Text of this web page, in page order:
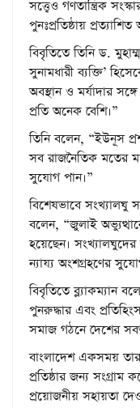
সত্ত্বেও গণতান্ত্রিক
পুনঃপ্রতিষ্ঠায়
বিবৃতিতে তিনি ড.
সুনামধারী ব্যক্তি’
অবস্থান ও মর্যাদার
প্রতি অনেক বেশি।”
তিনি বলেন, “ইউনূস
সব রাজনৈতিক মতের
সুযোগ পান।”
বিশেষভাবে সংখ্যালঘু
বলেন, “জুলাই
হয়েছেন। সংখ্যালঘুদের
ন্যায্য অংশগ্রহণের
বিবৃতিতে ব্ল্যাকম্যান
পুনরুদ্ধার এবং
সমাজ গঠনে দেশের
বাংলাদেশ একসময়
প্রতিষ্ঠার জন্য
প্রয়োজনীয় সহায়তা